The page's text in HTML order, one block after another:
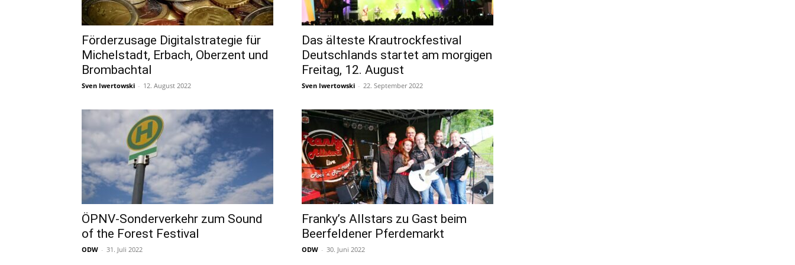
Förderzusage Digitalstrategie für
Michelstadt, Erbach, Oberzent und
Brombachtal
Sven Iwertowski - 12. August 2022
Das älteste Krautrockfestival
Deutschlands startet am morgigen
Freitag, 12. August
Sven Iwertowski - 22. September 2022
ÖPNV-Sonderverkehr zum Sound
of the Forest Festival
ODW - 31. Juli 2022
Franky’s Allstars zu Gast beim
Beerfeldener Pferdemarkt
ODW - 30. Juni 2022